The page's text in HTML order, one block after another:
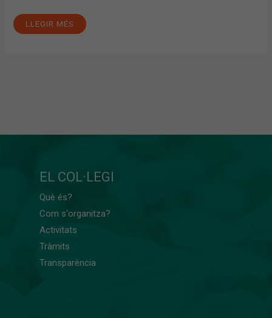
LLEGIR MÉS
EL COL·LEGI
Què és?
Com s'organitza?
Activitats
Tràmits
Transparència